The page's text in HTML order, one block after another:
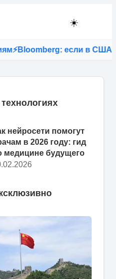
☀️
если в США
нейросети помогут
в 2026 году: гид
медицине будущего